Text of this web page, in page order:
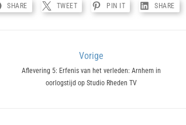
SHARE TWEET PIN IT SHARE
navigatie
Vorige
Previous
Aflevering 5: Erfenis van het verleden: Arnhem in
oorlogstijd op Studio Rheden TV